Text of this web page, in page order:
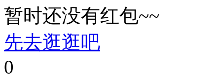
暂时还没有红包~~
先去逛逛吧
0